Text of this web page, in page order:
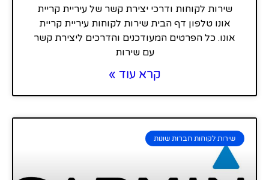
שירות לקוחות ודרכי יצירת קשר של עיריית קריית
אונו טלפון דף הבית שירות לקוחות עיריית קריית
אונו. כל הפרטים המעודכנים והדרכים ליצירת קשר
עם שירות
קרא עוד »
שירות לקוחות חברות שונות